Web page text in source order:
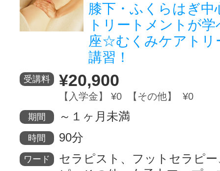
膝下・ふくらはぎ中
トリートメントが
座☆むくみケアトリ
講習！
受講料 ¥20,900
【入学金】 ¥0 【その他】 ¥0
期間 ～１ヶ月未満
時間 90分
ワード
セラピスト、フットセラピ